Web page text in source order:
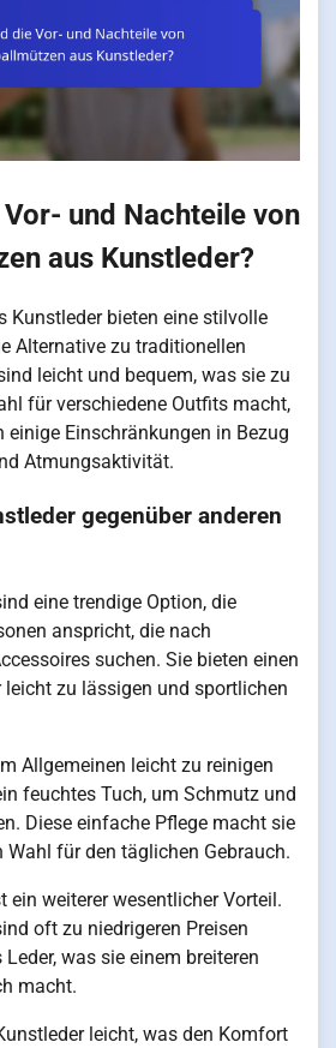
und Nachteile von
aus Kunstleder?
Kunstleder bieten eine stilvolle
Alternative zu traditionellen
leicht und bequem, was sie zu
für verschiedene Outfits macht,
einige Einschränkungen in Bezug
Atmungsaktivität.
gegenüber anderen
eine trendige Option, die
anspricht, die nach
suchen. Sie bieten einen
leicht zu lässigen und sportlichen
Allgemeinen leicht zu reinigen
feuchtes Tuch, um Schmutz und
Diese einfache Pflege macht sie
Wahl für den täglichen Gebrauch.
ein weiterer wesentlicher Vorteil.
oft zu niedrigeren Preisen
was sie einem breiteren
macht.
leicht, was den Komfort